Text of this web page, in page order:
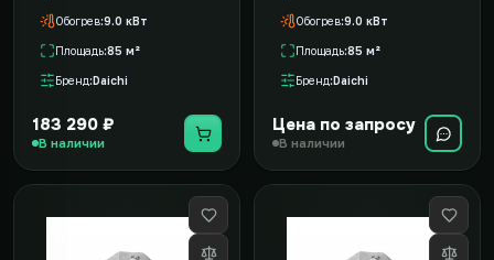
Обогрев 9.0 кВт
Площадь 85 м²
Бренд Daichi
183 290 ₽
В наличии
Обогрев 9.0 кВт
Площадь 85 м²
Бренд Daichi
Цена по запросу
В наличии